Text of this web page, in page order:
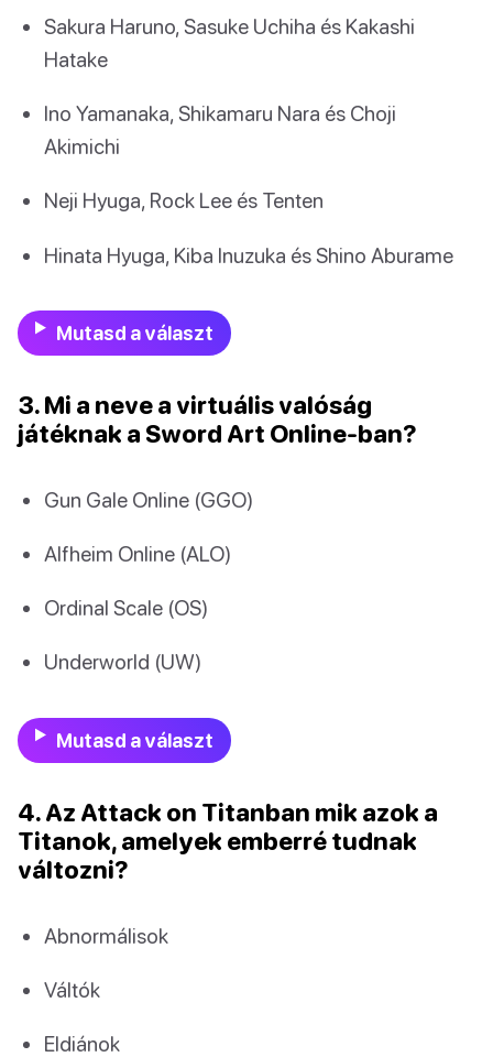
Sakura Haruno, Sasuke Uchiha és Kakashi
Hatake
Ino Yamanaka, Shikamaru Nara és Choji
Akimichi
Neji Hyuga, Rock Lee és Tenten
Hinata Hyuga, Kiba Inuzuka és Shino Aburame
Mutasd a választ
3. Mi a neve a virtuális valóság
játéknak a Sword Art Online-ban?
Gun Gale Online (GGO)
Alfheim Online (ALO)
Ordinal Scale (OS)
Underworld (UW)
Mutasd a választ
4. Az Attack on Titanban mik azok a
Titanok, amelyek emberré tudnak
változni?
Abnormálisok
Váltók
Eldiánok